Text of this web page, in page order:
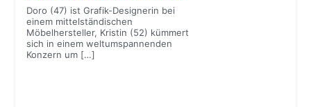
Doro (47) ist Grafik-Designerin bei
einem mittelständischen
Möbelhersteller, Kristin (52) kümmert
sich in einem weltumspannenden
Konzern um […]